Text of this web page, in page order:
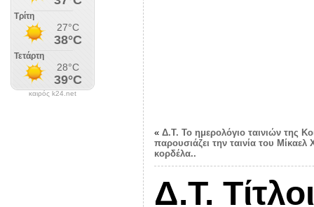
καιρός k24.net
« Δ.Τ. Το ημερολόγιο ταινιών της
παρουσιάζει την ταινία του Μίκαελ
κορδέλα..
Δ.Τ.